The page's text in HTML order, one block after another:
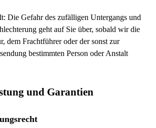
Die Gefahr des zufälligen Untergangs und
geht auf Sie über, sobald wir die
dem Frachtführer oder der sonst zur
bestimmten Person oder Anstalt
und Garantien